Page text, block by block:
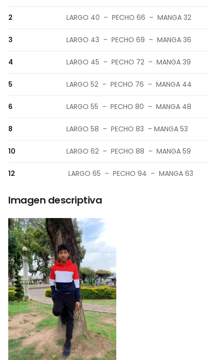
2 LARGO 40 – PECHO 66 – MANGA 32
3 LARGO 43 – PECHO 69 – MANGA 36
4 LARGO 45 – PECHO 72 – MANGA 39
5 LARGO 52 – PECHO 76 – MANGA 44
6 LARGO 55 – PECHO 80 – MANGA 48
8 LARGO 58 – PECHO 83 – MANGA 53
10 LARGO 62 – PECHO 88 – MANGA 59
12 LARGO 65 – PECHO 94 – MANGA 63
Imagen descriptiva